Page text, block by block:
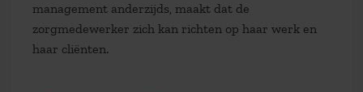
management anderzijds, maakt dat de
zorgmedewerker zich kan richten op haar werk en
haar cliënten.